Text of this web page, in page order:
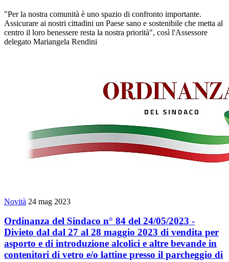
"Per la nostra comunità è uno spazio di confronto importante.
Assicurare ai nostri cittadini un Paese sano e sostenibile che metta al
centro il loro benessere resta la nostra priorità", così l'Assessore
delegato Mariangela Rendini
Novità 24 mag 2023
Ordinanza del Sindaco n° 84 del 24/05/2023 -
Divieto dal dal 27 al 28 maggio 2023 di vendita per
asporto e di introduzione alcolici e altre bevande in
contenitori di vetro e/o lattine presso il parcheggio di